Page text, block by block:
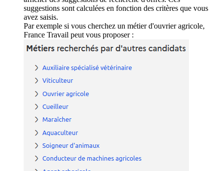
suggestions sont calculées en fonction des critères que vous
avez saisis.
Par exemple si vous cherchez un métier d'ouvrier agricole,
France Travail peut vous proposer :